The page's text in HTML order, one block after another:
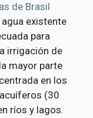
de Brasil
existente
para
irrigación de
mayor parte
en los
(30
ríos y lagos.